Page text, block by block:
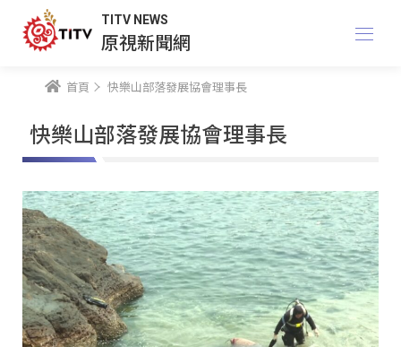
TITV NEWS
原視新聞網
首頁 快樂山部落發展協會理事長
快樂山部落發展協會理事長